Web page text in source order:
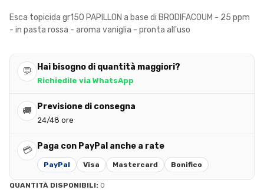
Esca topicida gr150 PAPILLON a base di BRODIFACOUM - 25 ppm
- in pasta rossa - aroma vaniglia - pronta all'uso
💬 Hai bisogno di quantità maggiori?
Richiedile via WhatsApp
🚚 Previsione di consegna
24/48 ore
💳 Paga con PayPal anche a rate
PayPal Visa Mastercard Bonifico
QUANTITÀ DISPONIBILI: 0